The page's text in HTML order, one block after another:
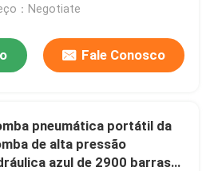
hidráulica
：Negotiate
Fale Conosco
pneumática portátil da
de alta pressão
azul de 2900 barras